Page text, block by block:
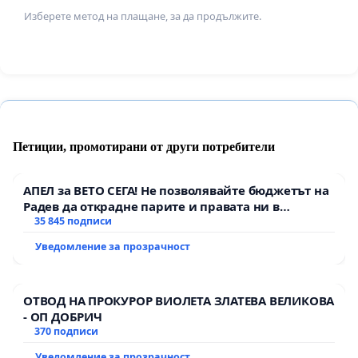
Изберете метод на плащане, за да продължите.
Петиции, промотирани от други потребители
АПЕЛ за ВЕТО СЕГА! Не позволявайте бюджетът на
Радев да открадне парите и правата ни в
тъмното
35 845 подписи
Уведомление за прозрачност
ОТВОД НА ПРОКУРОР ВИОЛЕТА ЗЛАТЕВА ВЕЛИКОВА
- ОП ДОБРИЧ
370 подписи